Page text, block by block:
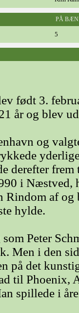
PÅ
5
født 3.
år og blev
og
derefter
i Næstved,
Rindom af og
hylde.
som Peter
Men i den
på det
til Phoenix,
spillede i